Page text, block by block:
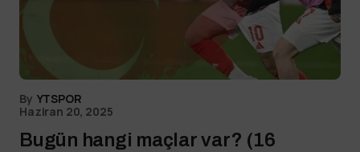
By YTSPOR
Haziran 20, 2025
Bugün hangi maçlar var? (16